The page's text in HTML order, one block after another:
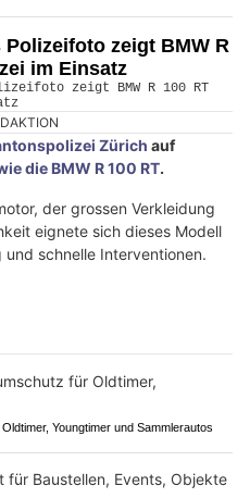
zeigt BMW R
im Einsatz
Zürich auf
die BMW R 100 RT.
der grossen Verkleidung
eignete sich dieses Modell
schnelle Interventionen.
Youngtimer und Sammlerautos